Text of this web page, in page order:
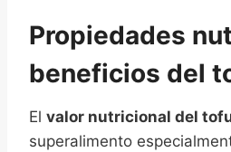
Propiedades
beneficios del
El valor nutricional del
superalimento